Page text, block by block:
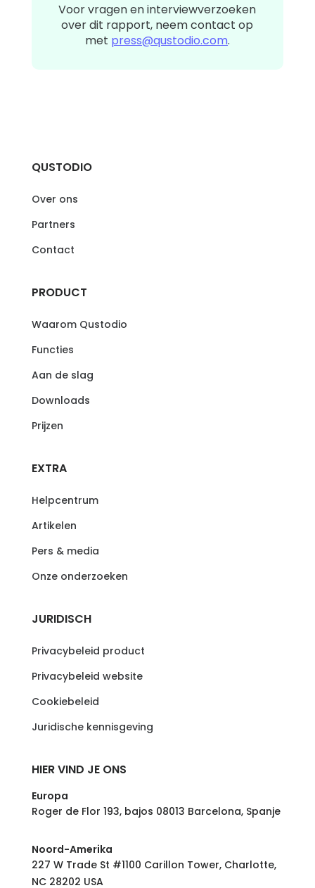
Voor vragen en interviewverzoeken
over dit rapport, neem contact op
met press@qustodio.com.
QUSTODIO
Over ons
Partners
Contact
PRODUCT
Waarom Qustodio
Functies
Aan de slag
Downloads
Prijzen
EXTRA
Helpcentrum
Artikelen
Pers & media
Onze onderzoeken
JURIDISCH
Privacybeleid product
Privacybeleid website
Cookiebeleid
Juridische kennisgeving
HIER VIND JE ONS
Europa
Roger de Flor 193, bajos 08013 Barcelona, Spanje
Noord-Amerika
227 W Trade St #1100 Carillon Tower, Charlotte,
NC 28202 USA